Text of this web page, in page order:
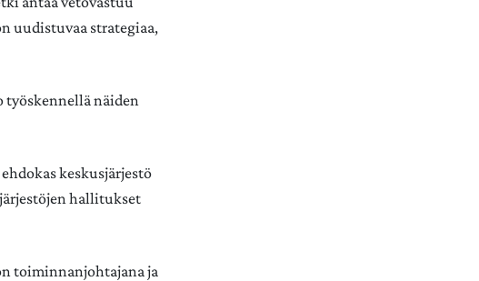
uudistuvaa strategiaa,
työskennellä näiden
keskusjärjestö
hallitukset
toiminnanjohtajana ja